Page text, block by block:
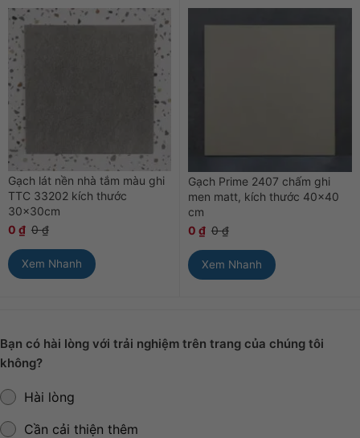
Gạch lát nền nhà tắm màu ghi
TTC 33202 kích thước
30×30cm
0 ₫ 0₫
Xem Nhanh
Gạch Prime 2407 chấm ghi
men matt, kích thước 40×40
cm
0 ₫ 0₫
Xem Nhanh
Bạn có hài lòng với trải nghiệm trên trang của chúng tôi
không?
Hài lòng
Cần cải thiện thêm